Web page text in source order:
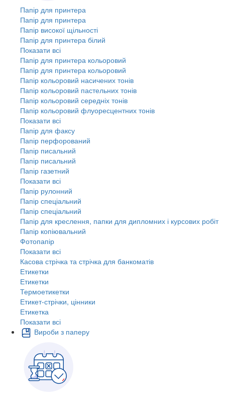
Папір для принтера
Папір для принтера
Папір високої щільності
Папір для принтера білий
Показати всі
Папір для принтера кольоровий
Папір для принтера кольоровий
Папір кольоровий насичених тонів
Папір кольоровий пастельних тонів
Папір кольоровий середніх тонів
Папір кольоровий флуоресцентних тонів
Показати всі
Папір для факсу
Папір перфорований
Папір писальний
Папір писальний
Папір газетний
Показати всі
Папір рулонний
Папір спеціальний
Папір спеціальний
Папір для креслення, папки для дипломних і курсових робіт
Папір копіювальний
Фотопапір
Показати всі
Касова стрічка та стрічка для банкоматів
Етикетки
Етикетки
Термоетикетки
Етикет-стрічки, цінники
Етикетка
Показати всі
Вироби з паперу